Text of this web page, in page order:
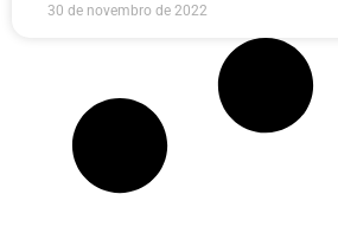
30 de novembro de 2022